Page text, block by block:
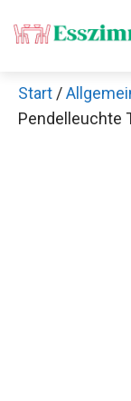
Inhalt
Start /
Pendelleuchte